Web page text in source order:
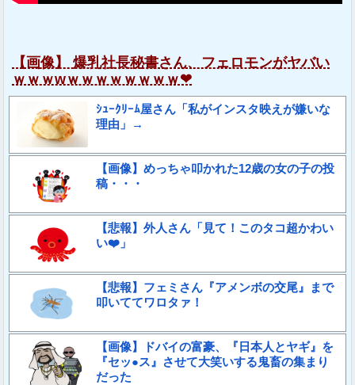
【画像】 爆乳社長秘書さん、フェロモンがヤバい
ｗｗｗwｗｗｗｗｗｗｗｗ❤
ｼｭｰｸﾘｰﾑ屋さん「私がインスタ映えが嫌いな
理由」→
【画像】めっちゃ叩かれた12歳の女の子の投
稿・・・
【悲報】外人さん「見て！このタコ超かわい
い❤️」
【悲報】フェミさん『アメンボの交尾』まで
叩いててワロタァ！
【画像】ドバイの富豪、『日本人とヤギ』を
『セッ●ス』させて大笑いする鬼畜の集まり
だった